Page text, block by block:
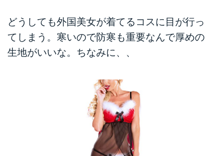
どうしても外国美女が着てるコスに目が行っ
てしまう。寒いので防寒も重要なんで厚めの
生地がいいな。ちなみに、、